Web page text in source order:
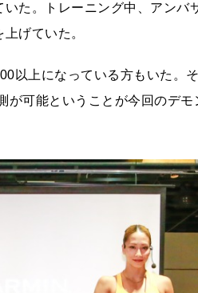
た。トレーニング中、アンバ
げていた。
以上になっている方もいた。
可能ということが今回のデ